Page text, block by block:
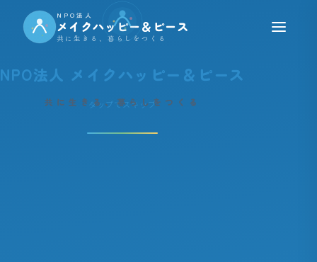
NPO法人 メイクハッピー＆ピース
共に生きる、暮らしをつくる
タップでスキップ
NPO法人
メイクハッピー＆ピース
共に生きる、暮らしをつくる